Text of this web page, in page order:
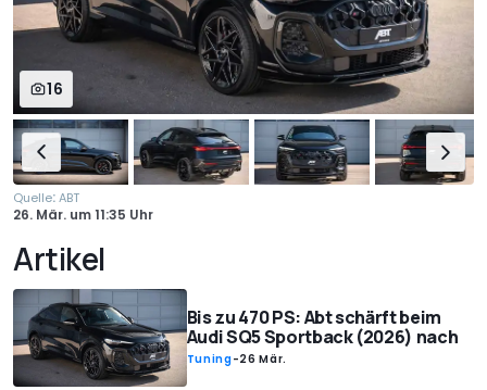
16
Quelle:ABT
26. Mär. um11:35 Uhr
Artikel
Bis zu 470 PS: Abt schärft beim
Audi SQ5 Sportback (2026) nach
Tuning-26 Mär.